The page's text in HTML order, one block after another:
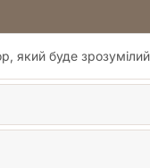
який буде